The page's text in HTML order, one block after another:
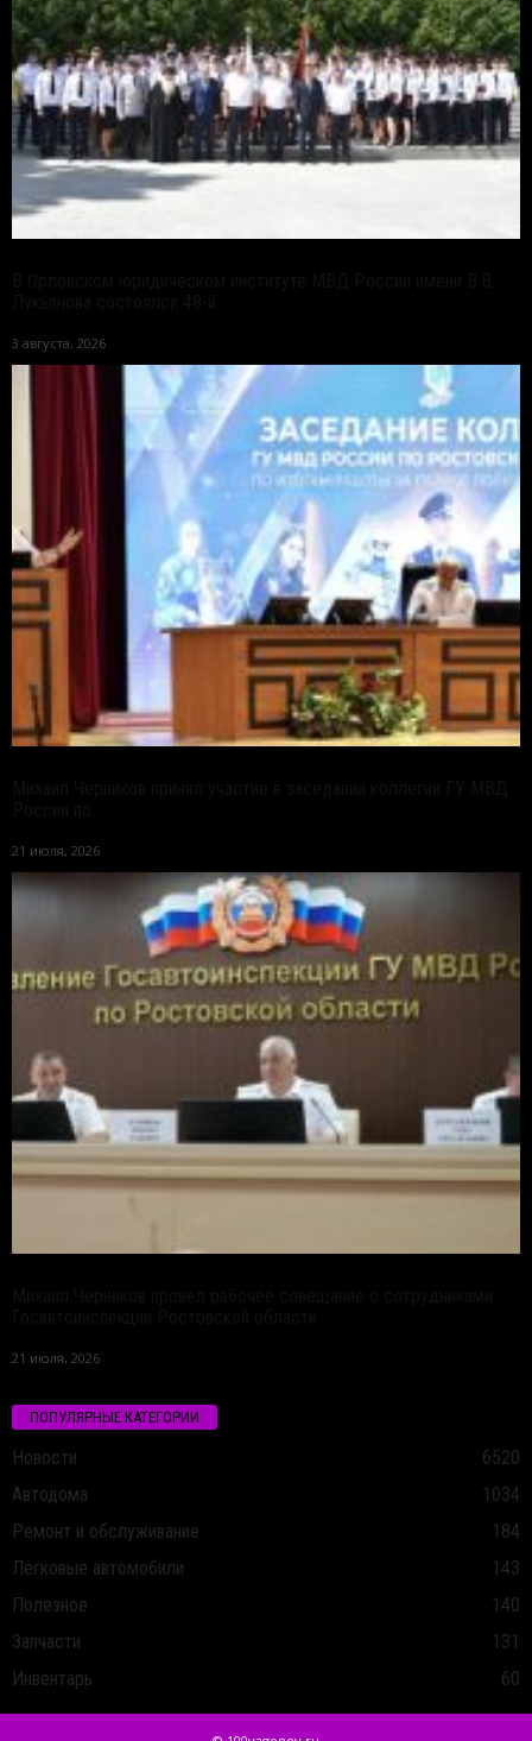
3 августа, 2026
21 июля, 2026
21 июля, 2026
ПОПУЛЯРНЫЕ КАТЕГОРИИ
Новости
6520
Автодома
1034
Ремонт и обслуживание
184
Легковые автомобили
143
Полезное
140
Запчасти
131
Инвентарь
60